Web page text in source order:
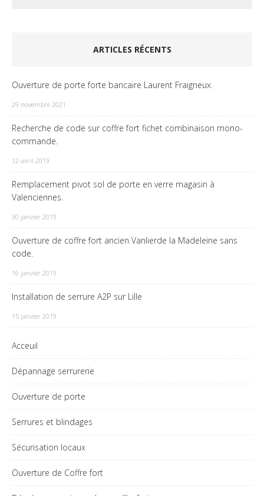
ARTICLES RÉCENTS
Ouverture de porte forte bancaire Laurent Fraigneux.
29 novembre 2021
Recherche de code sur coffre fort fichet combinaison mono-
commande.
12 avril 2019
Remplacement pivot sol de porte en verre magasin à
Valenciennes.
30 janvier 2019
Ouverture de coffre fort ancien Vanlierde la Madeleine sans
code.
16 janvier 2019
Installation de serrure A2P sur Lille
15 janvier 2019
Acceuil
Dépannage serrurerie
Ouverture de porte
Serrures et blindages
Sécurisation locaux
Ouverture de Coffre fort